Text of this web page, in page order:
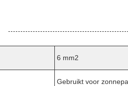
6 mm2
Gebruikt voor